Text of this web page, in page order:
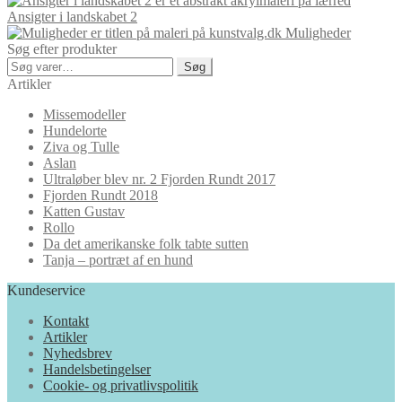
Ansigter i landskabet 2
Muligheder
Søg efter produkter
Søg
efter:
Søg
Artikler
Missemodeller
Hundelorte
Ziva og Tulle
Aslan
Ultraløber blev nr. 2 Fjorden Rundt 2017
Fjorden Rundt 2018
Katten Gustav
Rollo
Da det amerikanske folk tabte sutten
Tanja – portræt af en hund
Kundeservice
Kontakt
Artikler
Nyhedsbrev
Handelsbetingelser
Cookie- og privatlivspolitik